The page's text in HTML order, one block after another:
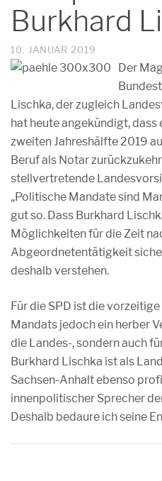
Burkhard
10. JANUAR 2019
Der
Lischka, der zugleich
hat heute angekündigt, dass
zweiten Jahreshälfte 2019
Beruf als Notar
stellvertretende
„Politische Mandate sind
gut so. Dass Burkhard
Möglichkeiten für die Zeit
Abgeordnetentätigkeit
deshalb verstehen.
Für die SPD ist die
Mandats jedoch ein herber
die Landes-, sondern auch
Burkhard Lischka ist als
Sachsen-Anhalt ebenso
innenpolitischer Sprecher
Deshalb bedaure ich seine